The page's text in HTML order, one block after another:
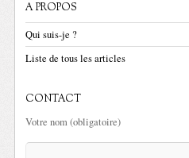
A PROPOS
Qui suis-je ?
Liste de tous les articles
CONTACT
Votre nom (obligatoire)